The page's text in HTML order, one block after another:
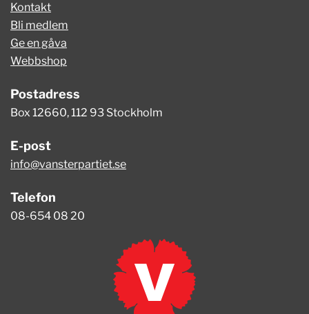
Kontakt
Bli medlem
Ge en gåva
Webbshop
Postadress
Box 12660, 112 93 Stockholm
E-post
info@vansterpartiet.se
Telefon
08-654 08 20